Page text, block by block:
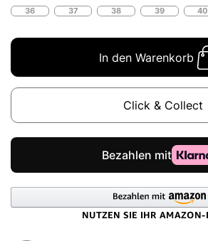
36 37 38 39 40
In den Warenkorb
Click & Collect